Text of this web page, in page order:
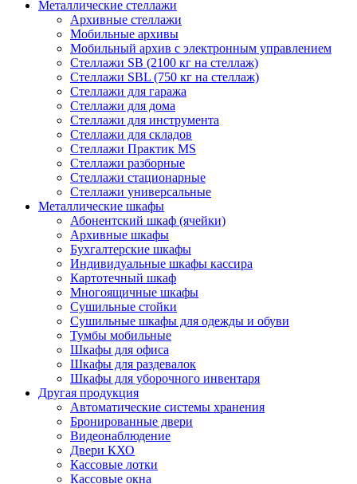
Металлические стеллажи
Архивные стеллажи
Мобильные архивы
Мобильный архив с электронным управлением
Стеллажи SB (2100 кг на стеллаж)
Стеллажи SBL (750 кг на стеллаж)
Стеллажи для гаража
Стеллажи для дома
Стеллажи для инструмента
Стеллажи для складов
Стеллажи Практик MS
Стеллажи разборные
Стеллажи стационарные
Стеллажи универсальные
Металлические шкафы
Абонентский шкаф (ячейки)
Архивные шкафы
Бухгалтерские шкафы
Индивидуальные шкафы кассира
Картотечный шкаф
Многоящичные шкафы
Сушильные стойки
Сушильные шкафы для одежды и обуви
Тумбы мобильные
Шкафы для офиса
Шкафы для раздевалок
Шкафы для уборочного инвентаря
Другая продукция
Автоматические системы хранения
Бронированные двери
Видеонаблюдение
Двери КХО
Кассовые лотки
Кассовые окна